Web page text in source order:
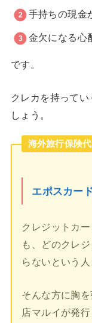
手持ちの現金
金欠になる心
です。
クレカを持って
しょう。
海外旅行保険
エポスカー
クレジットカ
も、どのクレ
らないという
そんな方に胸
店マルイが発